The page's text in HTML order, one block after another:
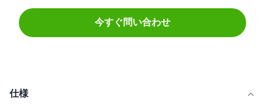
今すぐ問い合わせ
仕様